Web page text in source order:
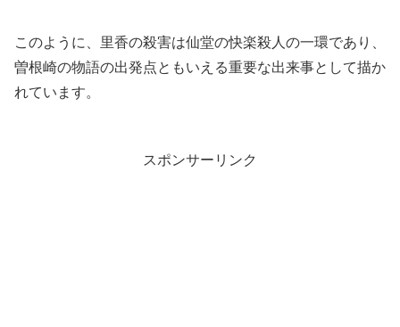
このように、里香の殺害は仙堂の快楽殺人の一環であり、
曽根崎の物語の出発点ともいえる重要な出来事として描か
れています。
スポンサーリンク